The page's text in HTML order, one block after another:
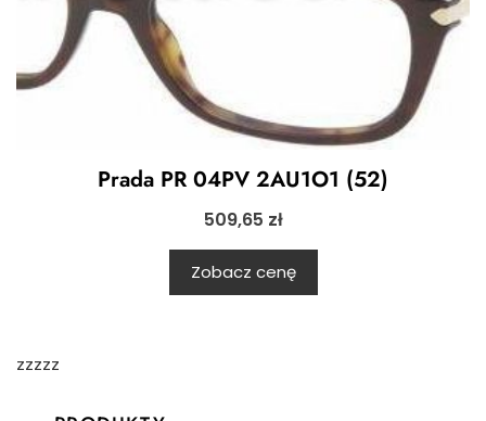
Prada PR 04PV 2AU1O1 (52)
509,65 zł
Zobacz cenę
zzzzz